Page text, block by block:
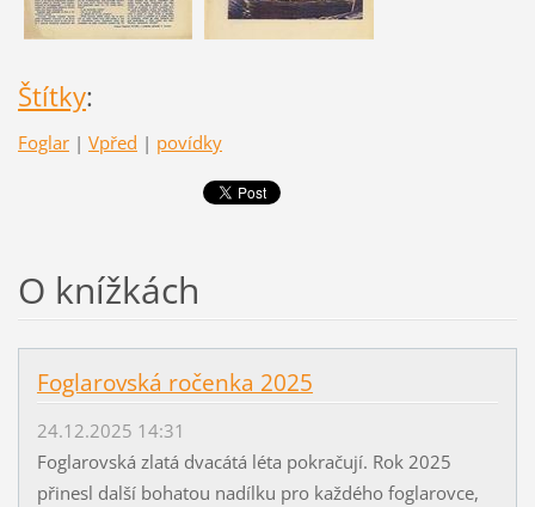
Štítky:
Foglar | Vpřed | povídky
O knížkách
Foglarovská ročenka 2025
24.12.2025 14:31
Foglarovská zlatá dvacátá léta pokračují. Rok 2025
přinesl další bohatou nadílku pro každého foglarovce,